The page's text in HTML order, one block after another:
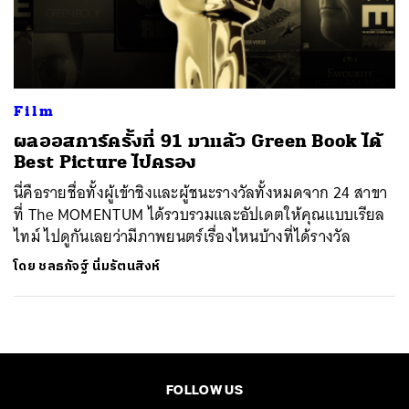
Film
ผลออสการ์ครั้งที่ 91 มาแล้ว Green Book ได้
Best Picture ไปครอง
นี่คือรายชื่อทั้งผู้เข้าชิงและผู้ชนะรางวัลทั้งหมดจาก 24 สาขา
ที่ The MOMENTUM ได้รวบรวมและอัปเดตให้คุณแบบเรียล
ไทม์ ไปดูกันเลยว่ามีภาพยนตร์เรื่องไหนบ้างที่ได้รางวัล
โดย ชลธภัจฐ์ นิ่มรัตนสิงห์
FOLLOW US
ค้นหา
SHARE TWEET LINE